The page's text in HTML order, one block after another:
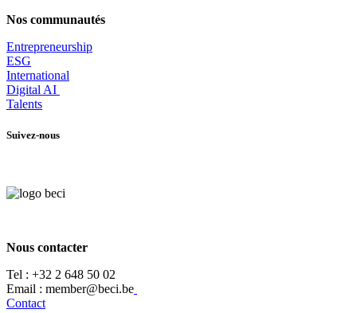
Nos communautés
Entrepreneurship
ESG
International
Digital AI
Talents
Suivez-nous
Nous contacter
Tel : +32 2 648 50 02​
​​Email : member@beci.be
Contact